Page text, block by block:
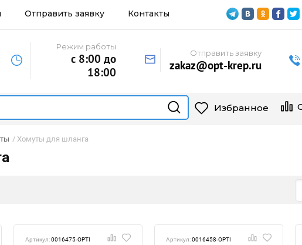
Отправить заявку Контакты
Режим работы
с 8:00 до
18:00
Отправить заявку
zakaz@opt-krep.ru
Избранное
/ Хомуты для шланга
Артикул:0016475-OPTI Артикул:0016458-OPTI